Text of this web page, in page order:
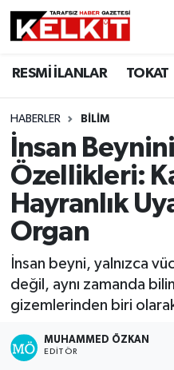
RESMİ İLANLAR TOKAT
HABERLER BİLİM
İnsan
Özellikleri:
Hayranlık
Organ
İnsan beyni, yalnızca
değil, aynı zamanda
gizemlerinden biri
MUHAMMED ÖZKAN
EDITÖR